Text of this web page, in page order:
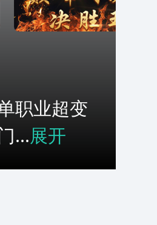
职业超变
...展开